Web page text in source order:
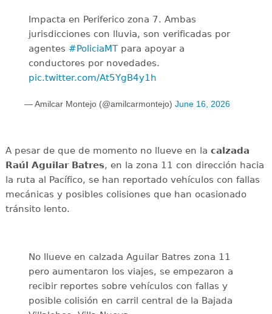
Impacta en Periferico zona 7. Ambas
jurisdicciones con lluvia, son verificadas por
agentes #PoliciaMTpara apoyar a
conductores por novedades.
pic.twitter.com/At5YgB4y1h
— Amilcar Montejo (@amilcarmontejo) June 16, 2026
A pesar de que de momento no llueve en la calzada
Raúl Aguilar Batres, en la zona 11 con dirección hacia
la ruta al Pacífico, se han reportado vehículos con fallas
mecánicas y posibles colisiones que han ocasionado
tránsito lento.
No llueve en calzada Aguilar Batres zona 11
pero aumentaron los viajes, se empezaron a
recibir reportes sobre vehículos con fallas y
posible colisión en carril central de la Bajada